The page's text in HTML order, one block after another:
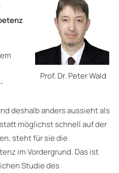
Prof. Dr. Peter Wald
deshalb anders aussieht als
möglichst schnell auf der
steht für sie die
im Vordergrund. Das ist
Studie des